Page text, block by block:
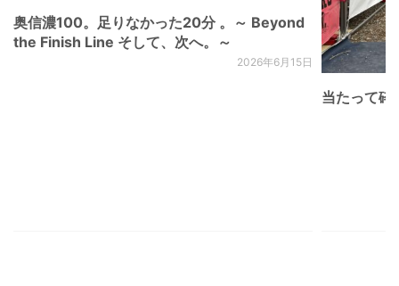
奥信濃100。足りなかった20分 。～ Beyond
the Finish Line そして、次へ。～
2026年6月15日
当たって砕